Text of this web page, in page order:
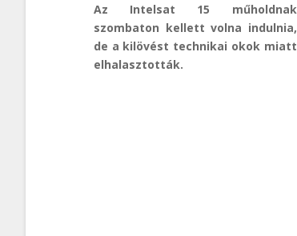
Az Intelsat 15 műholdnak
szombaton kellett volna indulnia,
de a kilövést technikai okok miatt
elhalasztották.